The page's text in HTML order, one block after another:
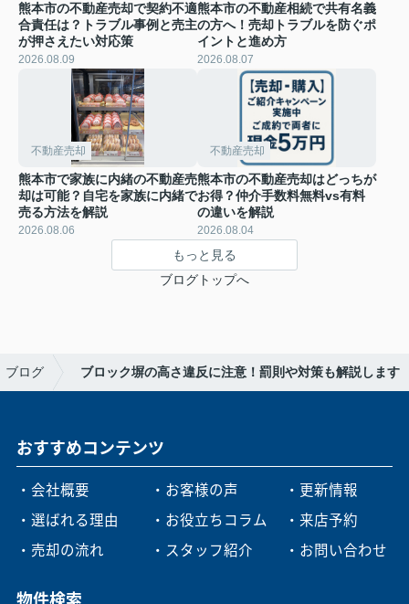
熊本市の不動産売却で契約不適
合責任は？トラブル事例と売主
が押さえたい対応策
2026.08.09
熊本市の不動産相続で共有名義
の方へ！売却トラブルを防ぐポ
イントと進め方
2026.08.07
不動産売却
熊本市で家族に内緒の不動産売
却は可能？自宅を家族に内緒で
売る方法を解説
2026.08.06
不動産売却
熊本市の不動産売却はどっちが
お得？仲介手数料無料vs有料
の違いを解説
2026.08.04
もっと見る
ブログトップへ
ブログ ブロック塀の高さ違反に注意！罰則や対策も解説します
おすすめコンテンツ
・会社概要
・選ばれる理由
・売却の流れ
・お客様の声
・お役立ちコラム
・スタッフ紹介
・更新情報
・来店予約
・お問い合わせ
物件検索